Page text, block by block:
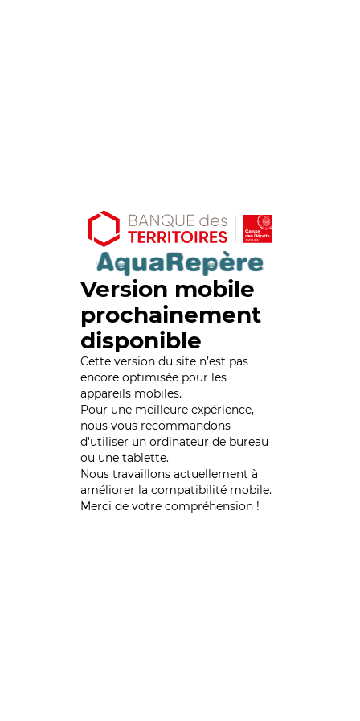
Version mobile
prochainement
disponible
Cette version du site n’est pas
encore optimisée pour les
appareils mobiles.
Pour une meilleure expérience,
nous vous recommandons
d'utiliser un ordinateur de bureau
ou une tablette.
Nous travaillons actuellement à
améliorer la compatibilité mobile.
Merci de votre compréhension !